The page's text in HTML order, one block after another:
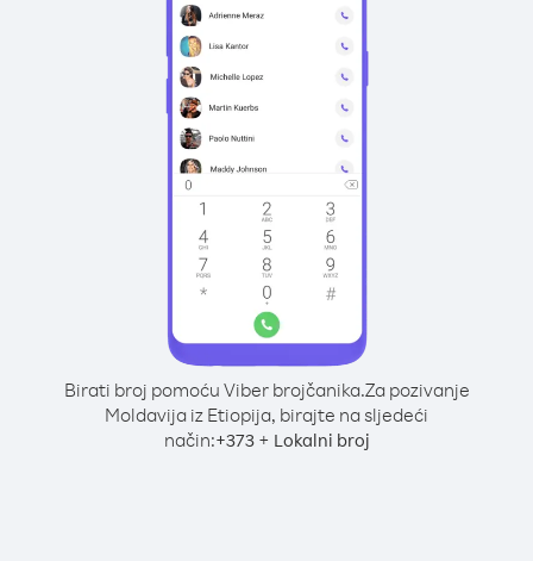
Birati broj pomoću Viber brojčanika.Za pozivanje
Moldavija iz Etiopija, birajte na sljedeći
način:+373+ Lokalni broj